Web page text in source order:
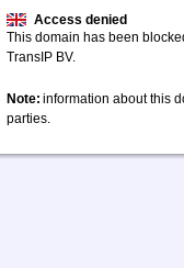
Access denied
This domain has been
TransIP BV.
Note: information about this
parties.